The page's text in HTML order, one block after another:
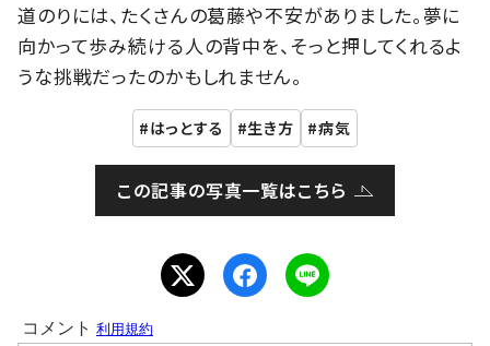
道のりには、たくさんの葛藤や不安がありました。夢に
向かって歩み続ける人の背中を、そっと押してくれるよ
うな挑戦だったのかもしれません。
はっとする 生き方 病気
この記事の写真一覧はこちら